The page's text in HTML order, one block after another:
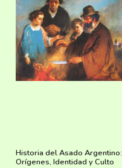
Historia del Asado Argentino:
Orígenes, Identidad y Culto